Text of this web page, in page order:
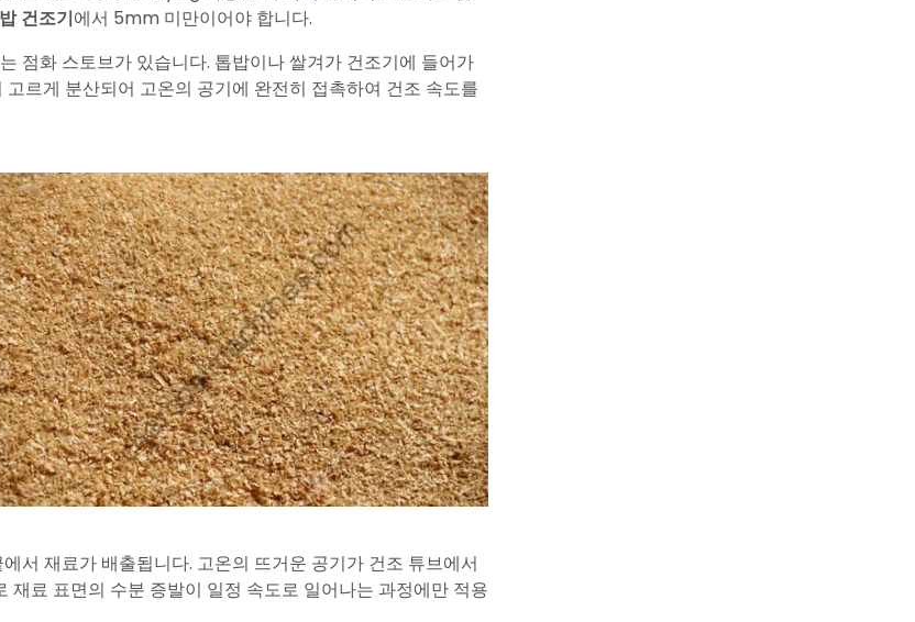
건조기에서 5mm 미만이어야 합니다.
점화 스토브가 있습니다. 톱밥이나 쌀겨가 건조기에 들어가
르게 분산되어 고온의 공기에 완전히 접촉하여 건조 속도를
서 재료가 배출됩니다. 고온의 뜨거운 공기가 건조 튜브에서
료 표면의 수분 증발이 일정 속도로 일어나는 과정에만 적용